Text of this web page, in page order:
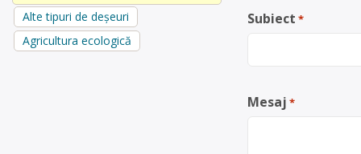
Alte tipuri de deșeuri
Agricultura ecologică
Subiect *
Mesaj *